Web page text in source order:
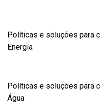
Políticas e soluções para
Energia
Políticas e soluções para
Água